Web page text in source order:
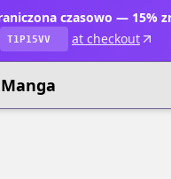
czasowo — 15%
T1P15VV at checkout